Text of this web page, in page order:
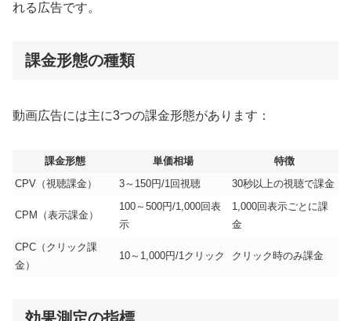
れる広告です。
課金形態の種類
動画広告には主に3つの課金形態があります：
課金形態 単価相場
特徴
CPV（視聴課金）
3～150円/1回視聴 30秒以上の視聴で課金
CPM（表示課金）
100～500円/1,000回表
示
1,000回表示ごとに課
金
CPC（クリック課
金）
10～1,000円/1クリック クリック時のみ課金